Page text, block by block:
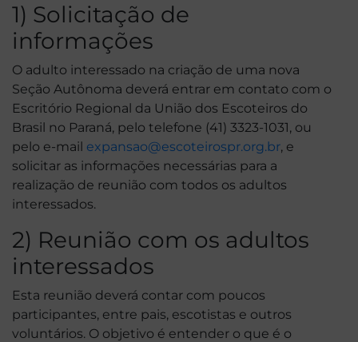
1) Solicitação de
informações
O adulto interessado na criação de uma nova
Seção Autônoma deverá entrar em contato com o
Escritório Regional da União dos Escoteiros do
Brasil no Paraná, pelo telefone (41) 3323-1031, ou
pelo e-mail expansao@escoteirospr.org.br, e
solicitar as informações necessárias para a
realização de reunião com todos os adultos
interessados.
2) Reunião com os adultos
interessados
Esta reunião deverá contar com poucos
participantes, entre pais, escotistas e outros
voluntários. O objetivo é entender o que é o